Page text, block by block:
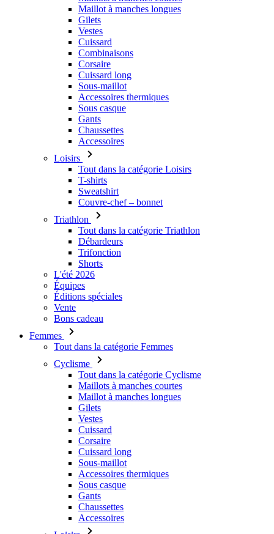
Corsaire
Cuissard long
Sous-maillot
Accessoires thermiques
Sous casque
Gants
Chaussettes
Accessoires
Loisirs
Tout dans la catégorie Loisirs
T-shirts
Sweatshirt
Couvre-chef – bonnet
Triathlon
Tout dans la catégorie Triathlon
Débardeurs
Trifonction
Shorts
L'été 2026
Équipes
Éditions spéciales
Vente
Bons cadeau
Femmes
Tout dans la catégorie Femmes
Cyclisme
Tout dans la catégorie Cyclisme
Maillot à manches longues
Gilets
Vestes
Cuissard
Corsaire
Cuissard long
Sous-maillot
Accessoires thermiques
Sous casque
Gants
Chaussettes
Accessoires
Loisirs
Tout dans la catégorie Loisirs
T-Shirts
Sweatshirt
Couvre-chef – bonnet